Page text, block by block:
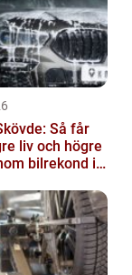
Så får
liv och högre
bilrekond i